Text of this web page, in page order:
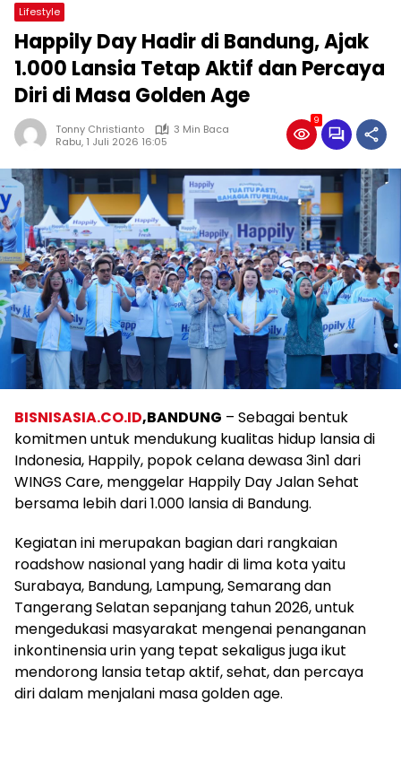
Lifestyle
Happily Day Hadir di Bandung, Ajak
1.000 Lansia Tetap Aktif dan Percaya
Diri di Masa Golden Age
Tonny Christianto
3 Min Baca
Rabu, 1 Juli 2026 16:05
9
BISNISASIA.CO.ID,BANDUNG – Sebagai bentuk
komitmen untuk mendukung kualitas hidup lansia di
Indonesia, Happily, popok celana dewasa 3in1 dari
WINGS Care, menggelar Happily Day Jalan Sehat
bersama lebih dari 1.000 lansia di Bandung.
Kegiatan ini merupakan bagian dari rangkaian
roadshow nasional yang hadir di lima kota yaitu
Surabaya, Bandung, Lampung, Semarang dan
Tangerang Selatan sepanjang tahun 2026, untuk
mengedukasi masyarakat mengenai penanganan
inkontinensia urin yang tepat sekaligus juga ikut
mendorong lansia tetap aktif, sehat, dan percaya
diri dalam menjalani masa golden age.